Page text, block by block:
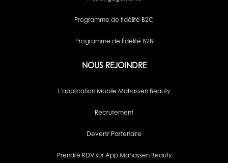
Programme de fidélité B2C
Programme de fidélité B2B
NOUS REJOINDRE
L'application Mobile Mahassen Beauty
Recrutement
Devenir Partenaire
Prendre RDV sur App Mahassen Beauty